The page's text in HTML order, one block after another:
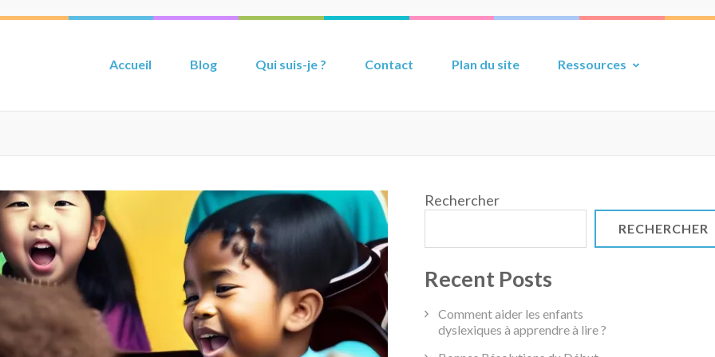
Accueil Blog Qui suis-je ? Contact Plan du site Ressources
Rechercher
RECHERCHER
Recent Posts
Comment aider les enfants
dyslexiques à apprendre à lire ?